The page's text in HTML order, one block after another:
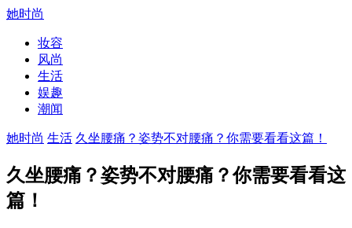
她时尚
妆容
风尚
生活
娱趣
潮闻
她时尚 生活 久坐腰痛？姿势不对腰痛？你需要看看这篇！
久坐腰痛？姿势不对腰痛？你需要看看这
篇！